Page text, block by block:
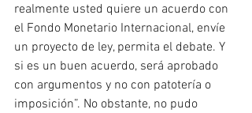
realmente usted quiere un acuerdo con
el Fondo Monetario Internacional, envíe
un proyecto de ley, permita el debate. Y
si es un buen acuerdo, será aprobado
con argumentos y no con patotería o
imposición”. No obstante, no pudo